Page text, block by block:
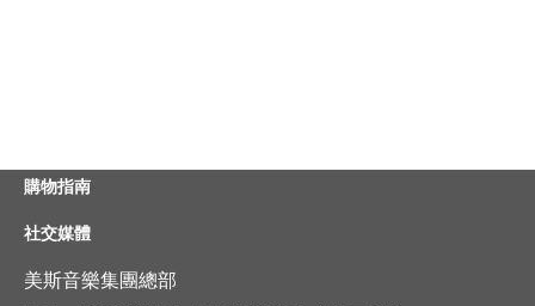
購物指南
社交媒體
美斯音樂集團總部